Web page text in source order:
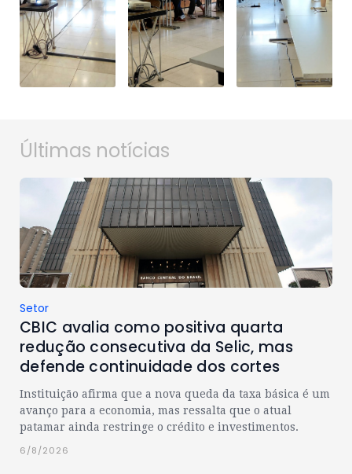
Últimas notícias
Setor
CBIC avalia como positiva quarta
redução consecutiva da Selic, mas
defende continuidade dos cortes
Instituição afirma que a nova queda da taxa básica é um
avanço para a economia, mas ressalta que o atual
patamar ainda restringe o crédito e investimentos.
6/8/2026